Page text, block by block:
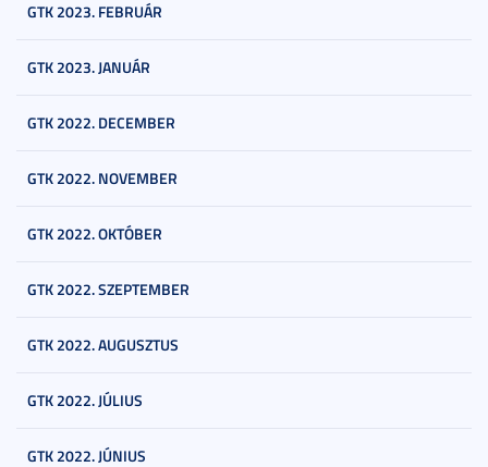
GTK 2023. FEBRUÁR
GTK 2023. JANUÁR
GTK 2022. DECEMBER
GTK 2022. NOVEMBER
GTK 2022. OKTÓBER
GTK 2022. SZEPTEMBER
GTK 2022. AUGUSZTUS
GTK 2022. JÚLIUS
GTK 2022. JÚNIUS